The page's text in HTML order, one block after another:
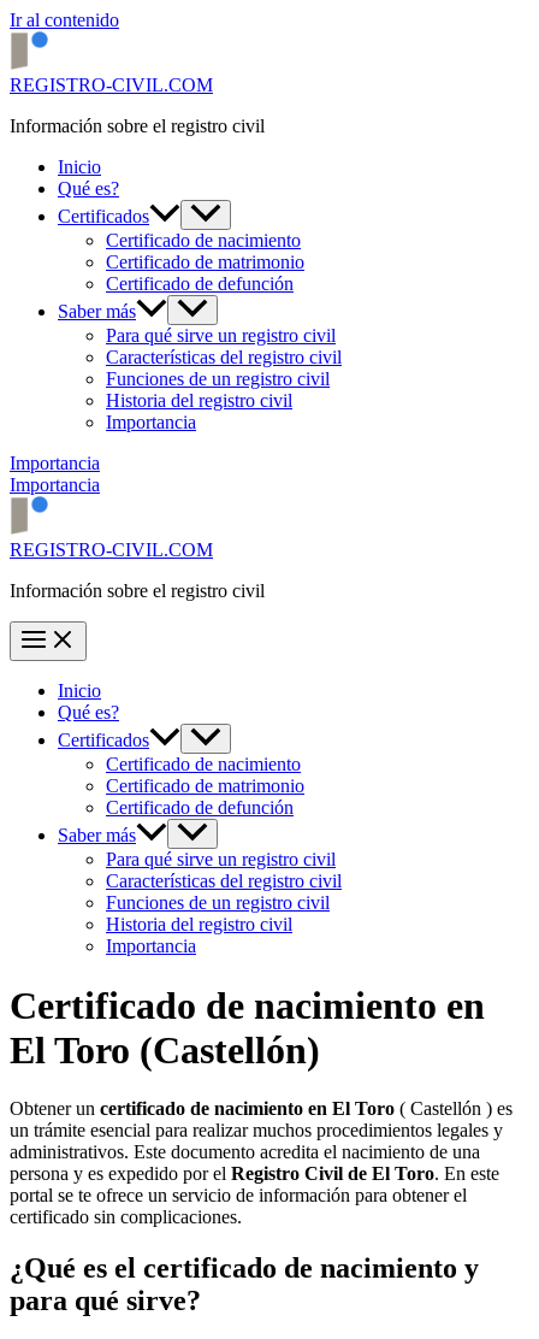
Ir al contenido
REGISTRO-CIVIL.COM
Información sobre el registro civil
Inicio
Qué es?
Certificados
Certificado de nacimiento
Certificado de matrimonio
Certificado de defunción
Saber más
Para qué sirve un registro civil
Características del registro civil
Funciones de un registro civil
Historia del registro civil
Importancia
Importancia
Importancia
REGISTRO-CIVIL.COM
Información sobre el registro civil
Inicio
Qué es?
Certificados
Certificado de nacimiento
Certificado de matrimonio
Certificado de defunción
Saber más
Para qué sirve un registro civil
Características del registro civil
Funciones de un registro civil
Historia del registro civil
Importancia
Certificado de nacimiento en
El Toro (Castellón)
Obtener un certificado de nacimiento en El Toro ( Castellón ) es
un trámite esencial para realizar muchos procedimientos legales y
administrativos. Este documento acredita el nacimiento de una
persona y es expedido por el Registro Civil de El Toro. En este
portal se te ofrece un servicio de información para obtener el
certificado sin complicaciones.
¿Qué es el certificado de nacimiento y
para qué sirve?